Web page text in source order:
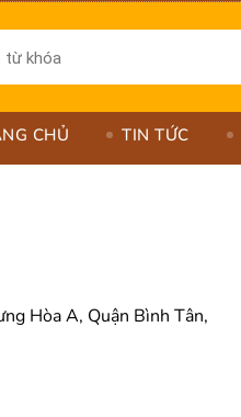
CHỦ TIN TỨC
Hòa A, Quận Bình Tân,